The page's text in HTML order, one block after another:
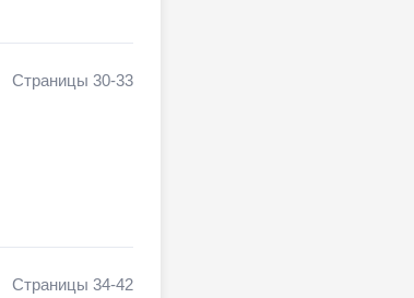
Страницы 30-33
Страницы 34-42